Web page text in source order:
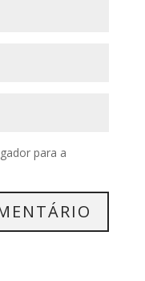
para a